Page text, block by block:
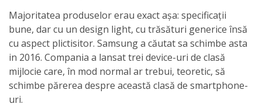
Majoritatea produselor erau exact așa: specificații
bune, dar cu un design light, cu trăsături generice însă
cu aspect plictisitor. Samsung a căutat sa schimbe asta
in 2016. Compania a lansat trei device-uri de clasă
mijlocie care, în mod normal ar trebui, teoretic, să
schimbe părerea despre această clasă de smartphone-
uri.